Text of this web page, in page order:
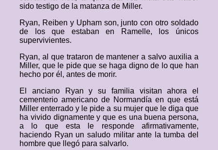
sido testigo de la matanza de Miller.
Ryan, Reiben y Upham son, junto con otro soldado
de los que estaban en Ramelle, los únicos
supervivientes.
Ryan, al que trataron de mantener a salvo auxilia a
Miller, que le pide que se haga digno de lo que han
hecho por él, antes de morir.
El anciano Ryan y su familia visitan ahora el
cementerio americano de Normandía en que está
Miller enterrado y le pide a su mujer que le diga que
ha vivido dignamente y que es una buena persona,
a lo que esta le responde afirmativamente,
haciendo Ryan un saludo militar ante la tumba del
hombre que llegó para salvarlo.